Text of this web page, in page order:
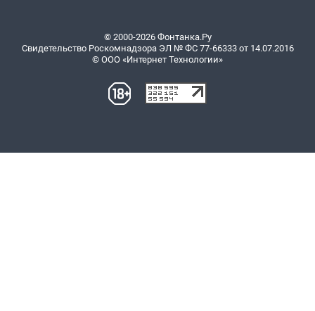
© 2000-2026 Фонтанка.Ру
Свидетельство Роскомнадзора ЭЛ № ФС 77-66333 от 14.07.2016
© ООО «Интернет Технологии»